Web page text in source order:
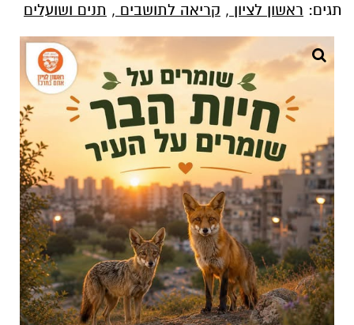
תגים: ראשון לציון , קריאה לתושבים , תנים ושועלים